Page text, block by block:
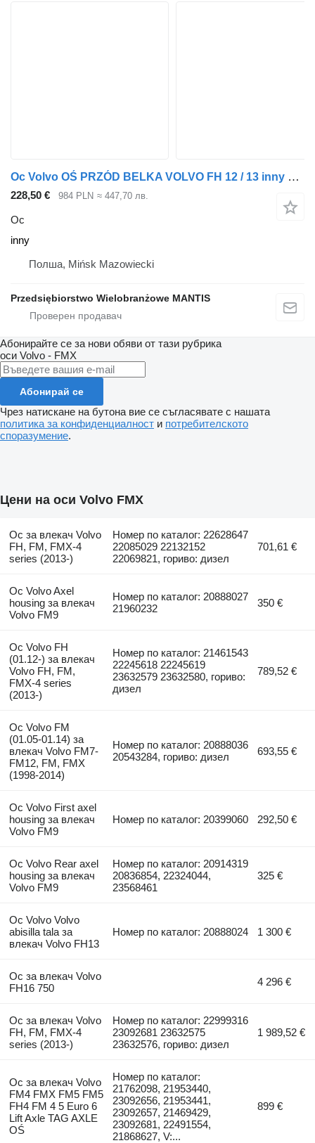
Ос Volvo OŚ PRZÓD BELKA VOLVO FH 12 / 13 inny за влекач
228,50 € 984 PLN ≈ 447,70 лв.
Ос
inny
Полша, Mińsk Mazowiecki
Przedsiębiorstwo Wielobranżowe MANTIS
Абонирайте се за нови обяви от тази рубрика
оси Volvo - FMX
Абонирай се
Чрез натискане на бутона вие се съгласявате с нашата
политика за конфиденциалност и потребителското
споразумение.
Цени на оси Volvo FMX
Ос за влекач Volvo
FH, FM, FMX-4
series (2013-)
Номер по каталог: 22628647
22085029 22132152
22069821, гориво: дизел
701,61 €
Ос Volvo Axel
housing за влекач
Volvo FM9
Номер по каталог: 20888027
21960232
350 €
Ос Volvo FH
(01.12-) за влекач
Volvo FH, FM,
FMX-4 series
(2013-)
Номер по каталог: 21461543
22245618 22245619
23632579 23632580, гориво:
дизел
789,52 €
Ос Volvo FM
(01.05-01.14) за
влекач Volvo FM7-
FM12, FM, FMX
(1998-2014)
Номер по каталог: 20888036
20543284, гориво: дизел
693,55 €
Ос Volvo First axel
housing за влекач
Volvo FM9
Номер по каталог: 20399060 292,50 €
Ос Volvo Rear axel
housing за влекач
Volvo FM9
Номер по каталог: 20914319
20836854, 22324044,
23568461
325 €
Ос Volvo Volvo
abisilla tala за
влекач Volvo FH13
Номер по каталог: 20888024 1 300 €
Ос за влекач Volvo
FH16 750
4 296 €
Ос за влекач Volvo
FH, FM, FMX-4
series (2013-)
Номер по каталог: 22999316
23092681 23632575
23632576, гориво: дизел
1 989,52 €
Ос за влекач Volvo
FM4 FMX FM5 FM5
FH4 FM 4 5 Euro 6
Lift Axle TAG AXLE
OŚ
Номер по каталог:
21762098, 21953440,
23092656, 21953441,
23092657, 21469429,
23092681, 22491554,
21868627, V:...
899 €